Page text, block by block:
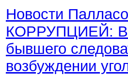
Новости
КОРРУПЦИЕЙ: В
бывшего
возбуждении